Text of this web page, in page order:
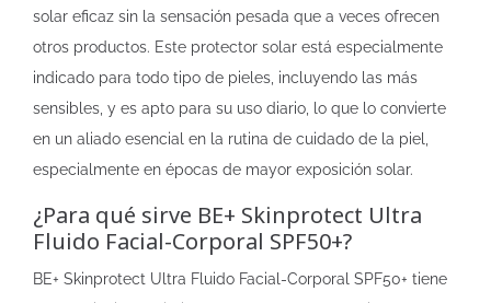
solar eficaz sin la sensación pesada que a veces ofrecen
otros productos. Este protector solar está especialmente
indicado para todo tipo de pieles, incluyendo las más
sensibles, y es apto para su uso diario, lo que lo convierte
en un aliado esencial en la rutina de cuidado de la piel,
especialmente en épocas de mayor exposición solar.
¿Para qué sirve BE+ Skinprotect Ultra
Fluido Facial-Corporal SPF50+?
BE+ Skinprotect Ultra Fluido Facial-Corporal SPF50+ tiene